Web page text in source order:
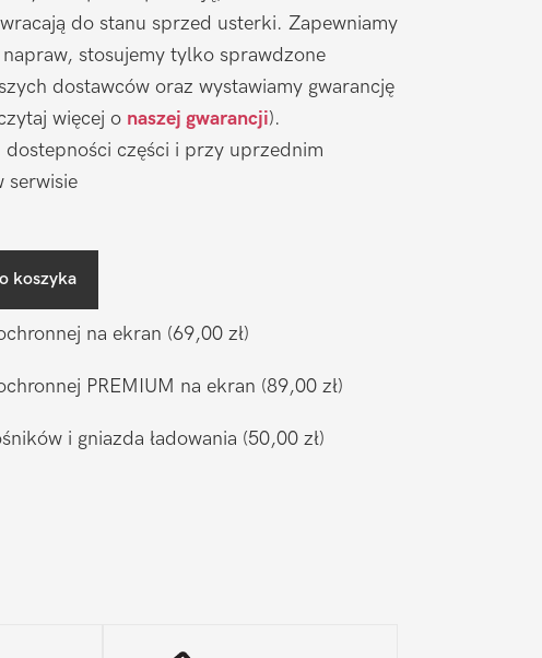
do stanu sprzed usterki. Zapewniamy
napraw, stosujemy tylko sprawdzone
dostawców oraz wystawiamy gwarancję
więcej o naszej gwarancji).
części i przy uprzednim
serwisie
koszyka
na ekran (69,00 zł)
PREMIUM na ekran (89,00 zł)
i gniazda ładowania (50,00 zł)